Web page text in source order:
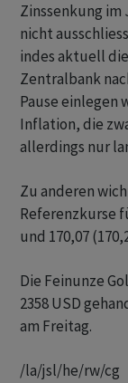
Zinssenkung
nicht
indes aktuell
Zentralbank
Pause einlegen
Inflation, die
allerdings nur
Zu anderen
Referenzkurse
und 170,07
Die Feinunze
2358 USD
am Freitag.
/la/jsl/he/rw/cg